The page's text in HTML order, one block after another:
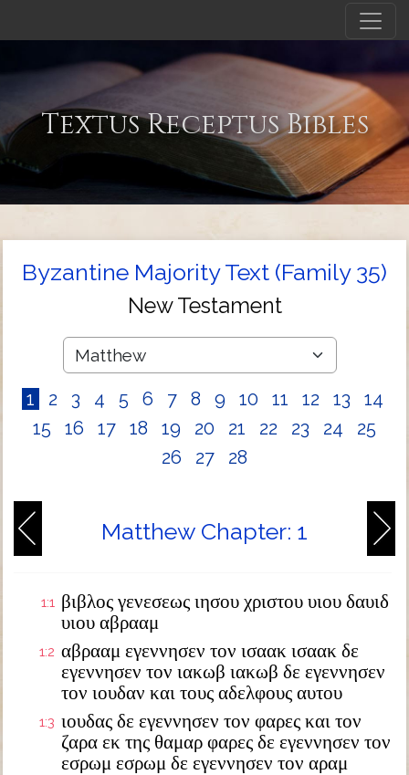
Textus Receptus Bibles
Byzantine Majority Text (Family 35)
New Testament
1 2 3 4 5 6 7 8 9 10 11 12 13
14
15
16 17 18 19 20 21 22 23 24
25
26
27 28
Matthew Chapter: 1
1:1 βιβλος γενεσεως ιησου χριστου υιου δαυιδ
υιου αβρααμ
1:2 αβρααμ εγεννησεν τον ισαακ ισαακ δε
εγεννησεν τον ιακωβ ιακωβ δε εγεννησεν
τον ιουδαν και τους αδελφους αυτου
1:3 ιουδας δε εγεννησεν τον φαρες και τον
ζαρα εκ της θαμαρ φαρες δε εγεννησεν τον
εσρωμ εσρωμ δε εγεννησεν τον αραμ